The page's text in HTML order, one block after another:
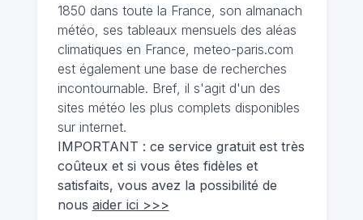
1850 dans toute la France, son almanach
météo, ses tableaux mensuels des aléas
climatiques en France, meteo-paris.com
est également une base de recherches
incontournable. Bref, il s'agit d'un des
sites météo les plus complets disponibles
sur internet.
IMPORTANT : ce service gratuit est très
coûteux et si vous êtes fidèles et
satisfaits, vous avez la possibilité de
nous aider ici >>>